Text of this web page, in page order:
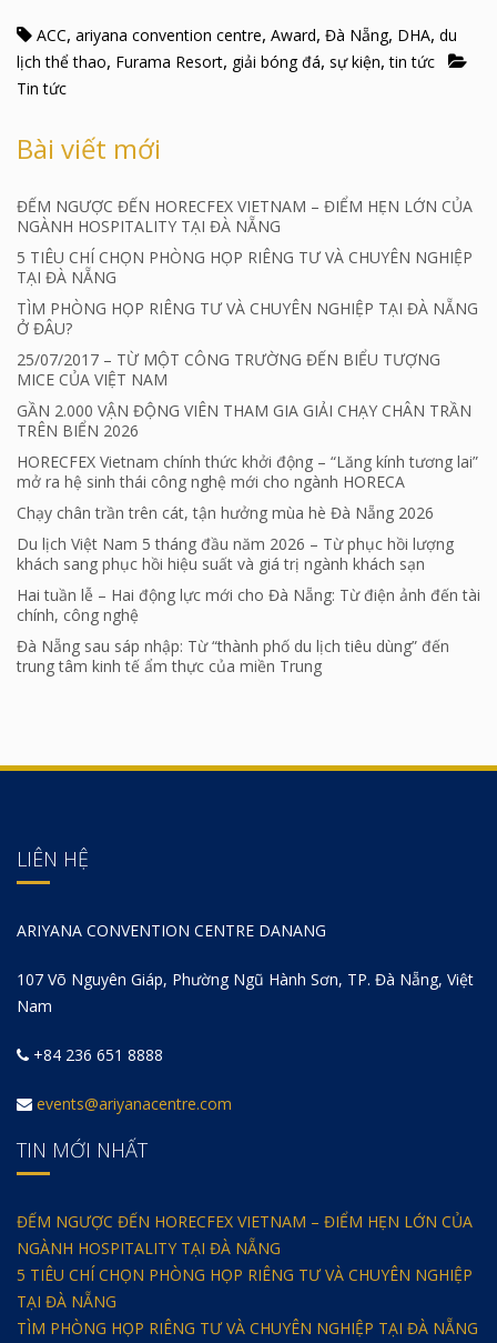
ACC, ariyana convention centre, Award, Đà Nẵng, DHA, du
lịch thể thao, Furama Resort, giải bóng đá, sự kiện,tin tức
Tin tức
Bài viết mới
ĐẾM NGƯỢC ĐẾN HORECFEX VIETNAM – ĐIỂM HẸN LỚN CỦA
NGÀNH HOSPITALITY TẠI ĐÀ NẴNG
5 TIÊU CHÍ CHỌN PHÒNG HỌP RIÊNG TƯ VÀ CHUYÊN NGHIỆP
TẠI ĐÀ NẴNG
TÌM PHÒNG HỌP RIÊNG TƯ VÀ CHUYÊN NGHIỆP TẠI ĐÀ NẴNG
Ở ĐÂU?
25/07/2017 – TỪ MỘT CÔNG TRƯỜNG ĐẾN BIỂU TƯỢNG
MICE CỦA VIỆT NAM
GẦN 2.000 VẬN ĐỘNG VIÊN THAM GIA GIẢI CHẠY CHÂN TRẦN
TRÊN BIỂN 2026
HORECFEX Vietnam chính thức khởi động – “Lăng kính tương lai”
mở ra hệ sinh thái công nghệ mới cho ngành HORECA
Chạy chân trần trên cát, tận hưởng mùa hè Đà Nẵng 2026
Du lịch Việt Nam 5 tháng đầu năm 2026 – Từ phục hồi lượng
khách sang phục hồi hiệu suất và giá trị ngành khách sạn
Hai tuần lễ – Hai động lực mới cho Đà Nẵng: Từ điện ảnh đến tài
chính, công nghệ
Đà Nẵng sau sáp nhập: Từ “thành phố du lịch tiêu dùng” đến
trung tâm kinh tế ẩm thực của miền Trung
LIÊN HỆ
ARIYANA CONVENTION CENTRE DANANG
107 Võ Nguyên Giáp, Phường Ngũ Hành Sơn, TP. Đà Nẵng, Việt
Nam
+84 236 651 8888
events@ariyanacentre.com
TIN MỚI NHẤT
ĐẾM NGƯỢC ĐẾN HORECFEX VIETNAM – ĐIỂM HẸN LỚN CỦA
NGÀNH HOSPITALITY TẠI ĐÀ NẴNG
5 TIÊU CHÍ CHỌN PHÒNG HỌP RIÊNG TƯ VÀ CHUYÊN NGHIỆP
TẠI ĐÀ NẴNG
TÌM PHÒNG HỌP RIÊNG TƯ VÀ CHUYÊN NGHIỆP TẠI ĐÀ NẴNG